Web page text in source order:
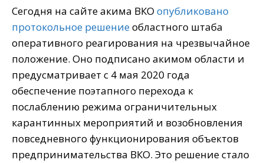
Сегодня на сайте акима ВКО опубликовано
протокольное решениеобластного штаба
оперативного реагирования на чрезвычайное
положение. Оно подписано акимом области и
предусматривает с 4 мая 2020 года
обеспечение поэтапного перехода к
послаблению режима ограничительных
карантинных мероприятий и возобновления
повседневного функционирования объектов
предпринимательства ВКО. Это решение стало